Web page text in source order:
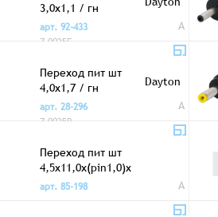
3,0x1,1 / гн
5,5x2,1
арт. 92-433
7-0025E
A
Переход пит шт
4,0x1,7 / гн
5,5x2,1
Dayton
арт. 28-296
7-0025B
A
Переход пит шт
4,5x11,0x(pin1,0)x
10мм / гн 5,5x2,1
арт. 85-198 A